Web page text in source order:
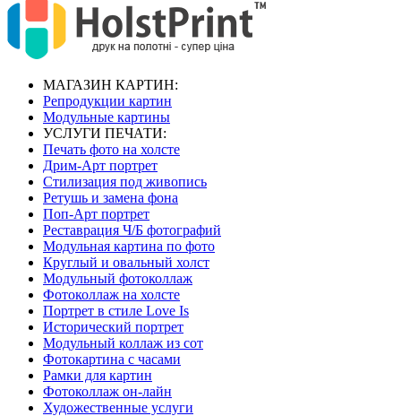
МАГАЗИН КАРТИН:
Репродукции картин
Модульные картины
УСЛУГИ ПЕЧАТИ:
Печать фото на холсте
Дрим-Арт портрет
Стилизация под живопись
Ретушь и замена фона
Поп-Арт портрет
Реставрация Ч/Б фотографий
Модульная картина по фото
Круглый и овальный холст
Модульный фотоколлаж
Фотоколлаж на холсте
Портрет в стиле Love Is
Исторический портрет
Модульный коллаж из сот
Фотокартина с часами
Рамки для картин
Фотоколлаж он-лайн
Художественные услуги